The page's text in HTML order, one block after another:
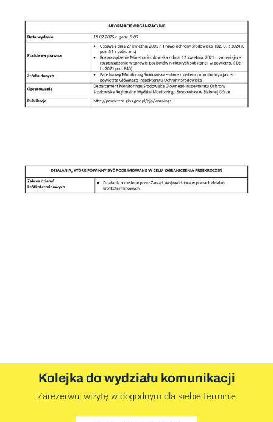
Kolejka do wydziału komunikacji
Zarezerwuj wizytę w dogodnym dla siebie terminie